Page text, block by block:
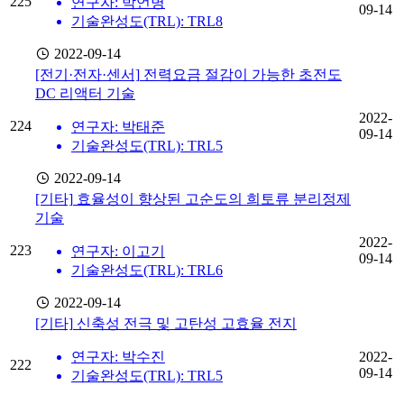
기술완성도(TRL): TRL8
2022-09-14
09-14
224
[전기·전자·센서] 전력요금 절감이 가능한 초전도
DC 리액터 기술
연구자: 박태준
기술완성도(TRL): TRL5
2022-09-14
2022-
09-14
223
[기타] 효율성이 향상된 고순도의 희토류 분리정제
기술
연구자: 이고기
기술완성도(TRL): TRL6
2022-09-14
2022-
09-14
222
[기타] 신축성 전극 및 고탄성 고효율 전지
연구자: 박수진
기술완성도(TRL): TRL5
2022-
09-14